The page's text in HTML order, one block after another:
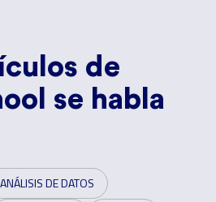
de
se habla
ANÁLISIS DE DATOS